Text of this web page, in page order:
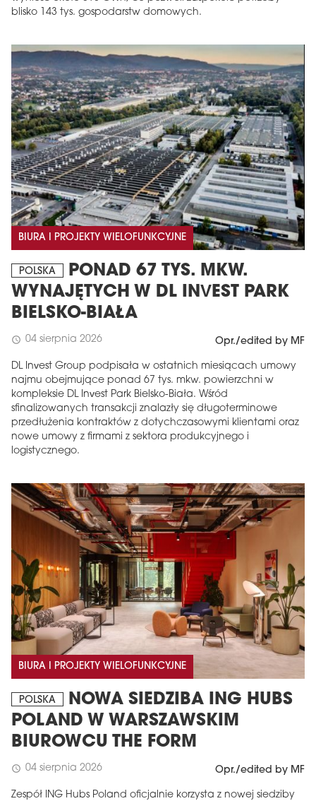
blisko 143 tys. gospodarstw domowych.
BIURA I PROJEKTY WIELOFUNKCYJNE
POLSKA
PONAD 67 TYS. MKW.
WYNAJĘTYCH W DL INVEST PARK
BIELSKO-BIAŁA
schedule 04 sierpnia 2026 Opr./edited by MF
DL Invest Group podpisała w ostatnich miesiącach umowy
najmu obejmujące ponad 67 tys. mkw. powierzchni w
kompleksie DL Invest Park Bielsko-Biała. Wśród
sfinalizowanych transakcji znalazły się długoterminowe
przedłużenia kontraktów z dotychczasowymi klientami oraz
nowe umowy z firmami z sektora produkcyjnego i
logistycznego.
BIURA I PROJEKTY WIELOFUNKCYJNE
POLSKA
NOWA SIEDZIBA ING HUBS
POLAND W WARSZAWSKIM
BIUROWCU THE FORM
schedule 04 sierpnia 2026 Opr./edited by MF
Zespół ING Hubs Poland oficjalnie korzysta z nowej siedziby